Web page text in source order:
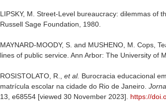
LIPSKY, M. Street-Level bureaucracy: dilemmas of
Russell Sage Foundation, 1980.
MAYNARD-MOODY, S. and MUSHENO, M. Cops,
lines of public service. Ann Arbor: The University of
ROSISTOLATO, R., et al. Burocracia educacional
matrícula escolar na cidade do Rio de Janeiro.
13, e68554 [viewed 30 November 2023]. https://